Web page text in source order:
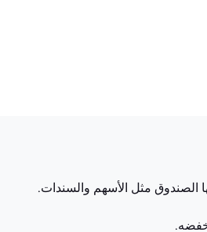
الصندوق مثل الأسهم والسندات.